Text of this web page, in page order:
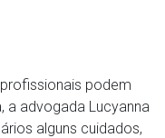
podem
a advogada Lucyanna
alguns cuidados,